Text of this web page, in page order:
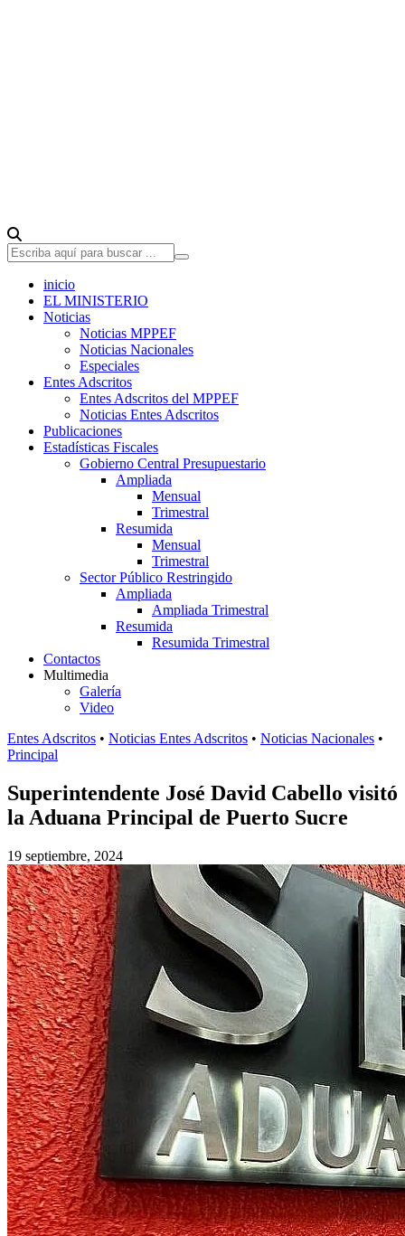
inicio
EL MINISTERIO
Noticias
Noticias MPPEF
Noticias Nacionales
Especiales
Entes Adscritos
Entes Adscritos del MPPEF
Noticias Entes Adscritos
Publicaciones
Estadísticas Fiscales
Gobierno Central Presupuestario
Ampliada
Mensual
Trimestral
Resumida
Mensual
Trimestral
Sector Público Restringido
Ampliada
Ampliada Trimestral
Resumida
Resumida Trimestral
Contactos
Multimedia
Galería
Video
Entes Adscritos • Noticias Entes Adscritos • Noticias Nacionales •
Principal
Superintendente José David Cabello visitó
la Aduana Principal de Puerto Sucre
19 septiembre, 2024